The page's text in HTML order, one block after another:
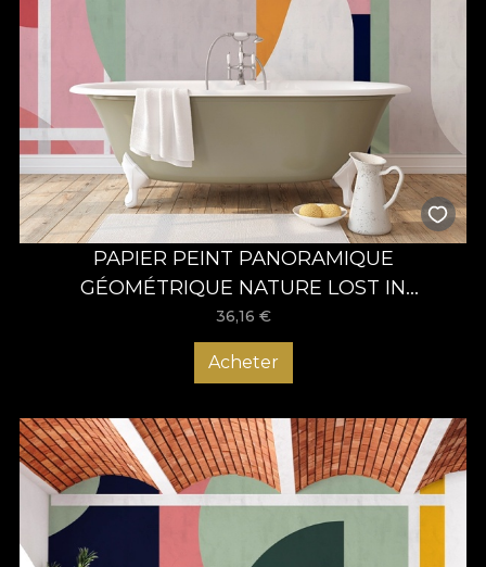
PAPIER PEINT PANORAMIQUE
GÉOMÉTRIQUE NATURE LOST IN
EXPRESSION – VLADILA
36,16 €
Acheter